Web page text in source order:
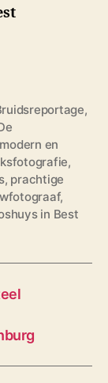
,
en
,
, prachtige
,
in Best